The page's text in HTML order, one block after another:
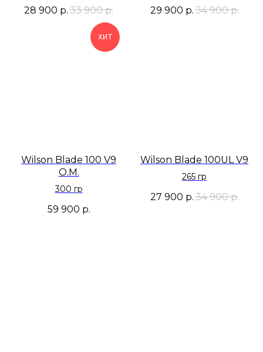
28 900 р. 33 900 р. 29 900 р.34 900 р.
ХИТ
Wilson Blade 100 V9
O.M.
300 гр
59 900 р.
Wilson Blade 100UL V9
265 гр
27 900 р.34 900 р.